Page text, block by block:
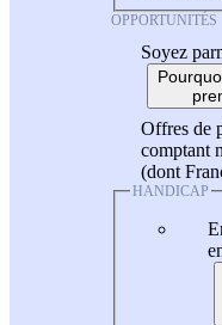
OPPORTUNITÉS
Soyez
Offres de
comptant
(dont
HANDICAP